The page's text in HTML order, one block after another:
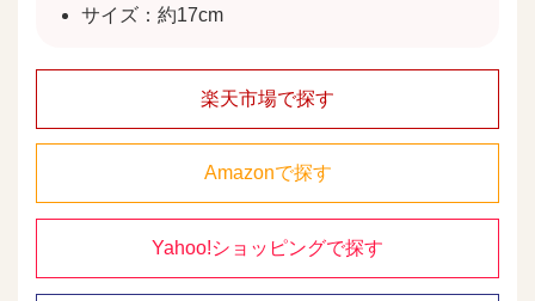
サイズ：約17cm
楽天市場で探す
Amazonで探す
Yahoo!ショッピングで探す